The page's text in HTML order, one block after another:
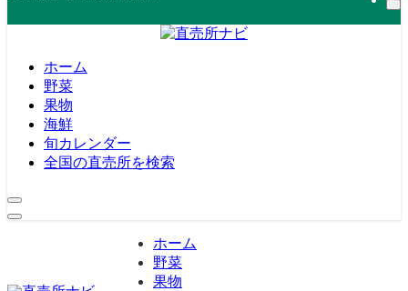
ホーム
野菜
果物
海鮮
旬カレンダー
全国の直売所を検索
ホーム
野菜
果物